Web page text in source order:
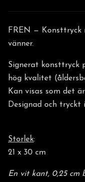
FREN — Konsttryck
vänner.
Signerat konsttryck
hög kvalitet
Kan visas som det
Designad och tryckt
Storlek:
21 x 30 cm
En vit kant, 0,25 cm